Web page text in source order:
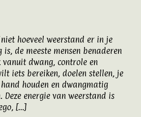
hoeveel weerstand er in je
de meeste mensen benaderen
dwang, controle en
iets bereiken, doelen stellen, je
houden en dwangmatig
Deze energie van weerstand is
[...]